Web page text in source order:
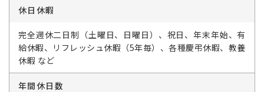
休日休暇
完全週休二日制（土曜日、日曜日）、祝日、年末年始、有
給休暇、リフレッシュ休暇（5年毎）、各種慶弔休暇、教養
休暇 など
年間休日数